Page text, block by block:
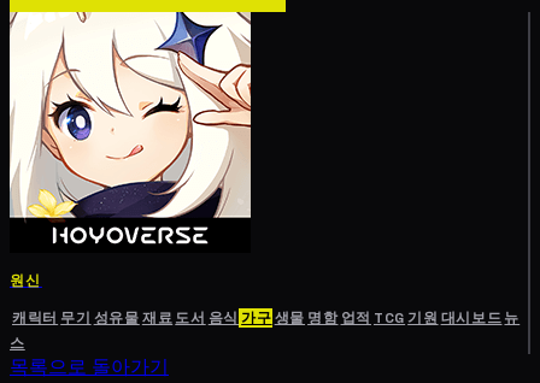
원신
캐릭터 무기 성유물재료도서 음식 가구생물 명함 업적 TCG기원 대시보드뉴
스
목록으로 돌아가기